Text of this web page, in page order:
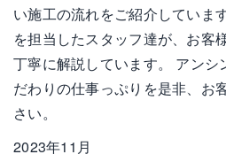
い施工の流れをご紹介していま
を担当したスタッフ達が、お客
丁寧に解説しています。 アンシ
だわりの仕事っぷりを是非、お
さい。
2023年11月